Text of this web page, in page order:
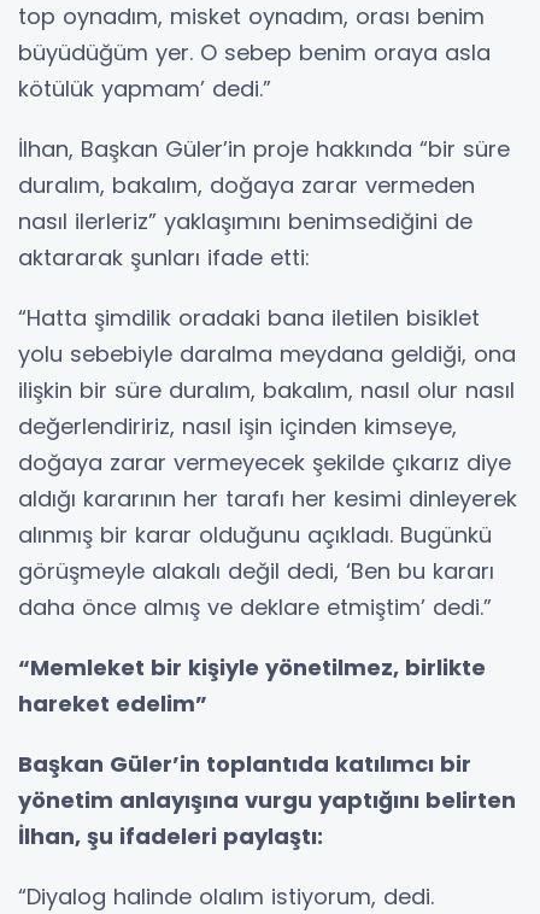
top oynadım, misket oynadım, orası benim
büyüdüğüm yer. O sebep benim oraya asla
kötülük yapmam’ dedi.”
İlhan, Başkan Güler’in proje hakkında “bir süre
duralım, bakalım, doğaya zarar vermeden
nasıl ilerleriz” yaklaşımını benimsediğini de
aktararak şunları ifade etti:
“Hatta şimdilik oradaki bana iletilen bisiklet
yolu sebebiyle daralma meydana geldiği, ona
ilişkin bir süre duralım, bakalım, nasıl olur nasıl
değerlendiririz, nasıl işin içinden kimseye,
doğaya zarar vermeyecek şekilde çıkarız diye
aldığı kararının her tarafı her kesimi dinleyerek
alınmış bir karar olduğunu açıkladı. Bugünkü
görüşmeyle alakalı değil dedi, ‘Ben bu kararı
daha önce almış ve deklare etmiştim’ dedi.”
“Memleket bir kişiyle yönetilmez, birlikte
hareket edelim”
Başkan Güler’in toplantıda katılımcı bir
yönetim anlayışına vurgu yaptığını belirten
İlhan, şu ifadeleri paylaştı:
“Diyalog halinde olalım istiyorum, dedi.